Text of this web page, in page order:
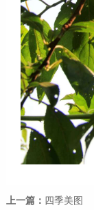
上一篇： 四季美图